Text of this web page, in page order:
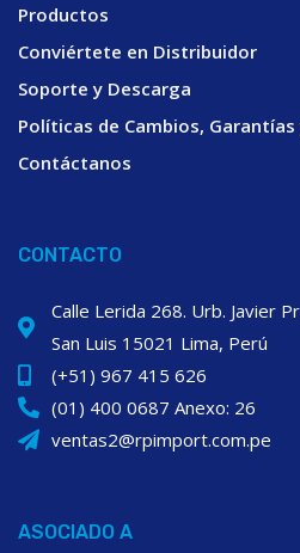
Productos
Conviértete en Distribuidor
Soporte y Descarga
Políticas de Cambios,
Contáctanos
CONTACTO
Calle Lerida 268. Urb. Javier
San Luis 15021 Lima, Perú
(+51) 967 415 626
(01) 400 0687 Anexo: 26
ventas2@rpimport.com.pe
ASOCIADO A